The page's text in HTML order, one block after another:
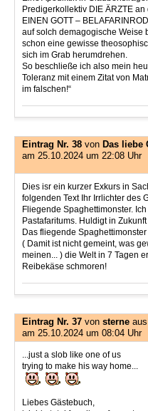
Predigerkollektiv DIE ÄRZTE
EINEN GOTT –
auf solch demagogische Weise
schon eine gewisse
sich im Grab herumdrehen.
So beschließe ich also mein
Toleranz mit einem Zitat von
im falschen!“
Eintrag Nr. 38 von Das liebe
am 25.10.2024 um 22:08 Uhr
Dies isr ein kurzer Exkurs in
folgenden Text Ihr Irrlichter des
Fliegende Spaghettimonster.
Pastafaritums. Huldigt in
Das fliegende
( Damit ist nicht gemeint, was
meinen... ) die Welt in 7 Tagen
Reibekäse schmoren!
Eintrag Nr. 37 von sterne
am 25.10.2024 um 08:04 Uhr
...just a slob like one of us
trying to make his way home...
Liebes Gästebuch,